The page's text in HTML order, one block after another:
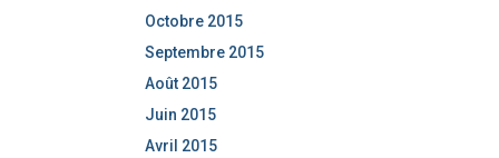
Octobre 2015
Septembre 2015
Août 2015
Juin 2015
Avril 2015